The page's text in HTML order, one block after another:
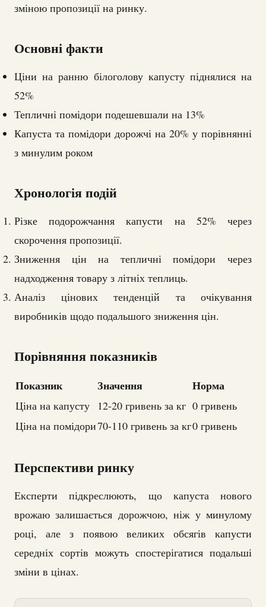
зміною пропозиції на ринку.
Основні факти
Ціни на ранню білоголову капусту піднялися на
52%
Тепличні помідори подешевшали на 13%
Капуста та помідори дорожчі на 20% у порівнянні
з минулим роком
Хронологія подій
Різке подорожчання капусти на 52% через
скорочення пропозиції.
Зниження цін на тепличні помідори через
надходження товару з літніх теплиць.
Аналіз цінових тенденцій та очікування
виробників щодо подальшого зниження цін.
Порівняння показників
Показник Значення Норма
Ціна на капусту 12-20 гривень за кг 0 гривень
Ціна на помідори70-110 гривень за кг0 гривень
Перспективи ринку
Експерти підкреслюють, що капуста нового
врожаю залишається дорожчою, ніж у минулому
році, але з появою великих обсягів капусти
середніх сортів можуть спостерігатися подальші
зміни в цінах.